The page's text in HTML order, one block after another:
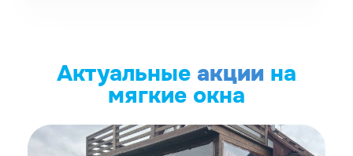
Актуальные акции на
мягкие окна